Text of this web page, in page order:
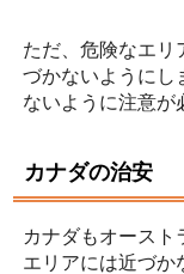
ただ、危険なエリ
づかないようにし
ないように注意が
カナダの治安
カナダもオースト
エリアには近づか